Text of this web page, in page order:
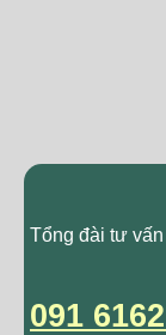
Tổng đài tư
091